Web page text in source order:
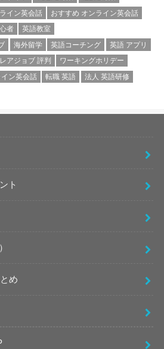
イン英会話
おすすめ オンライン英会話
者
英語教室
海外留学 英語コーチング
英語 アプリ
レアジョブ 評判
ワーキングホリデー
ン英会話 転職 英語 法人 英語研修
ト
め